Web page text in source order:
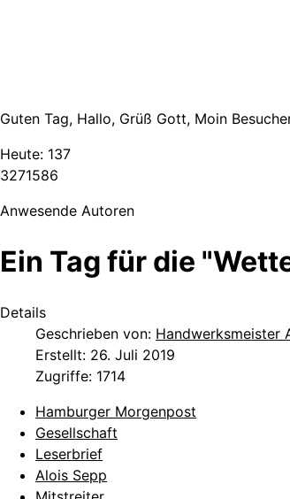
Guten Tag, Hallo, Grüß Gott, Moin
Heute: 137
3271586
Anwesende Autoren
Ein Tag für die
Details
Geschrieben von: Handwerksmeister
Erstellt: 26. Juli 2019
Zugriffe: 1714
Hamburger Morgenpost
Gesellschaft
Leserbrief
Alois Sepp